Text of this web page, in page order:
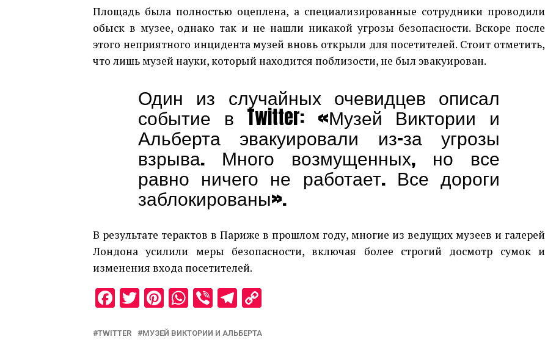
Площадь была полностью оцеплена, а специализированные сотрудники проводили
обыск в музее, однако так и не нашли никакой угрозы безопасности. Вскоре после
этого неприятного инцидента музей вновь открыли для посетителей. Стоит отметить,
что лишь музей науки, который находится поблизости, не был эвакуирован.
Один из случайных очевидцев описал
событие в Twitter: «Музей Виктории и
Альберта эвакуировали из-за угрозы
взрыва. Много возмущенных, но все
равно ничего не работает. Все дороги
заблокированы».
В результате терактов в Париже в прошлом году, многие из ведущих музеев и галерей
Лондона усилили меры безопасности, включая более строгий досмотр сумок и
изменения входа посетителей.
Facebook
Twitter
Pinterest
WhatsApp
ViberTelegram
TWITTER МУЗЕЙ ВИКТОРИИ И АЛЬБЕРТА